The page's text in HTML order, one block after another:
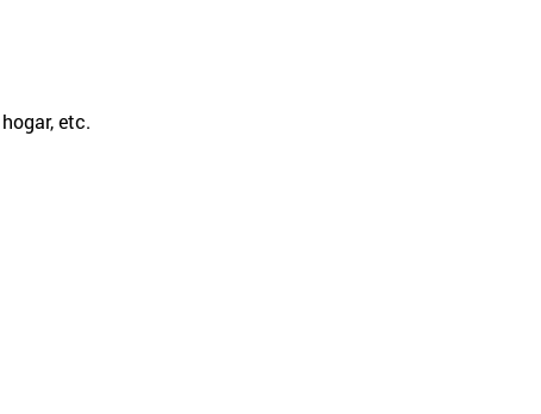
etc.